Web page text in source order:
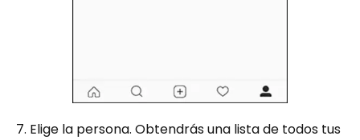
7. Elige la persona. Obtendrás una lista de todos tus